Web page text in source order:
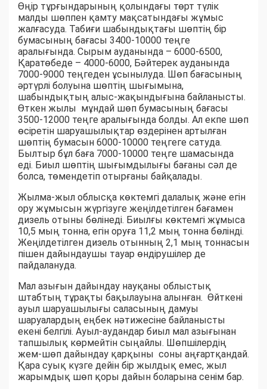
Өңір тұрғындарының қолындағы төрт түлік
малды шөппен қамту мақсатындағы жұмыс
жалғасуда. Табиғи шабындықтағы шөптің бір
бумасының бағасы 3400-10000 теңге
аралығында. Сырым ауданында – 6000-6500,
Қаратөбеде – 4000-6000, Бәйтерек ауданында
7000-9000 теңгеден ұсынылуда. Шөп бағасының
әртүрлі болуына шөптің шығымына,
шабындықтың алыс-жақындығына байланысты.
Өткен жылы мұндай шөп бумасының бағасы
3500-12000 теңге аралығында болды. Ал екпе шөп
өсіретін шаруашылықтар өздерінен артылған
шөптің бумасын 6000-10000 теңгеге сатуда.
Былтыр бұл баға 7000-10000 теңге шамасында
еді. Биыл шөптің шығымдылығы бағаны сәл де
болса, төмендетіп отырғаны байқалады.
Жылма-жыл облысқа көктемгі далалық және егін
ору жұмысын жүргізуге жеңілдетілген бағамен
дизель отыны бөлінеді. Биылғы көктемгі жұмыса
10,5 мың тонна, егін оруға 11,2 мың тонна бөлінді.
Жеңілдетілген дизель отынның 2,1 мың тоннасын
пішен дайындаушы тауар өндірушілер де
пайдалануда.
Мал азығын дайындау науқаны облыстық
штабтың тұрақты бақылауына алынған. Өйткені
ауыл шаруашылығы саласының дамуы
шаруалардың еңбек нәтижесіне байланысты
екені белгілі. Ауыл-аудандар биыл мал азығынан
тапшылық көрмейтін сыңайлы. Шөпшілердің
жем-шөп дайындау қарқыны соны аңғартқандай.
Қара суық күзге дейін бір жылдық емес, жыл
жарымдық шөп қоры дайын боларына сенім бар.